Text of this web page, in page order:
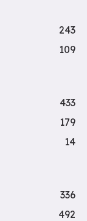
243
109
433
179
14
336
492